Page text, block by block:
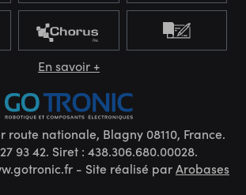
En savoir +
route nationale, Blagny 08110, France.
93 42. Siret : 438.306.680.00028.
- Site réalisé parArobases